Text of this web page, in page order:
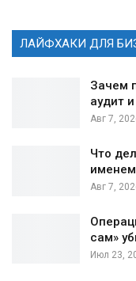
ЛАЙФХАКИ ДЛЯ
Зачем
аудит
Авг 7,
Что
Авг 7,
сам»
Июл 23,